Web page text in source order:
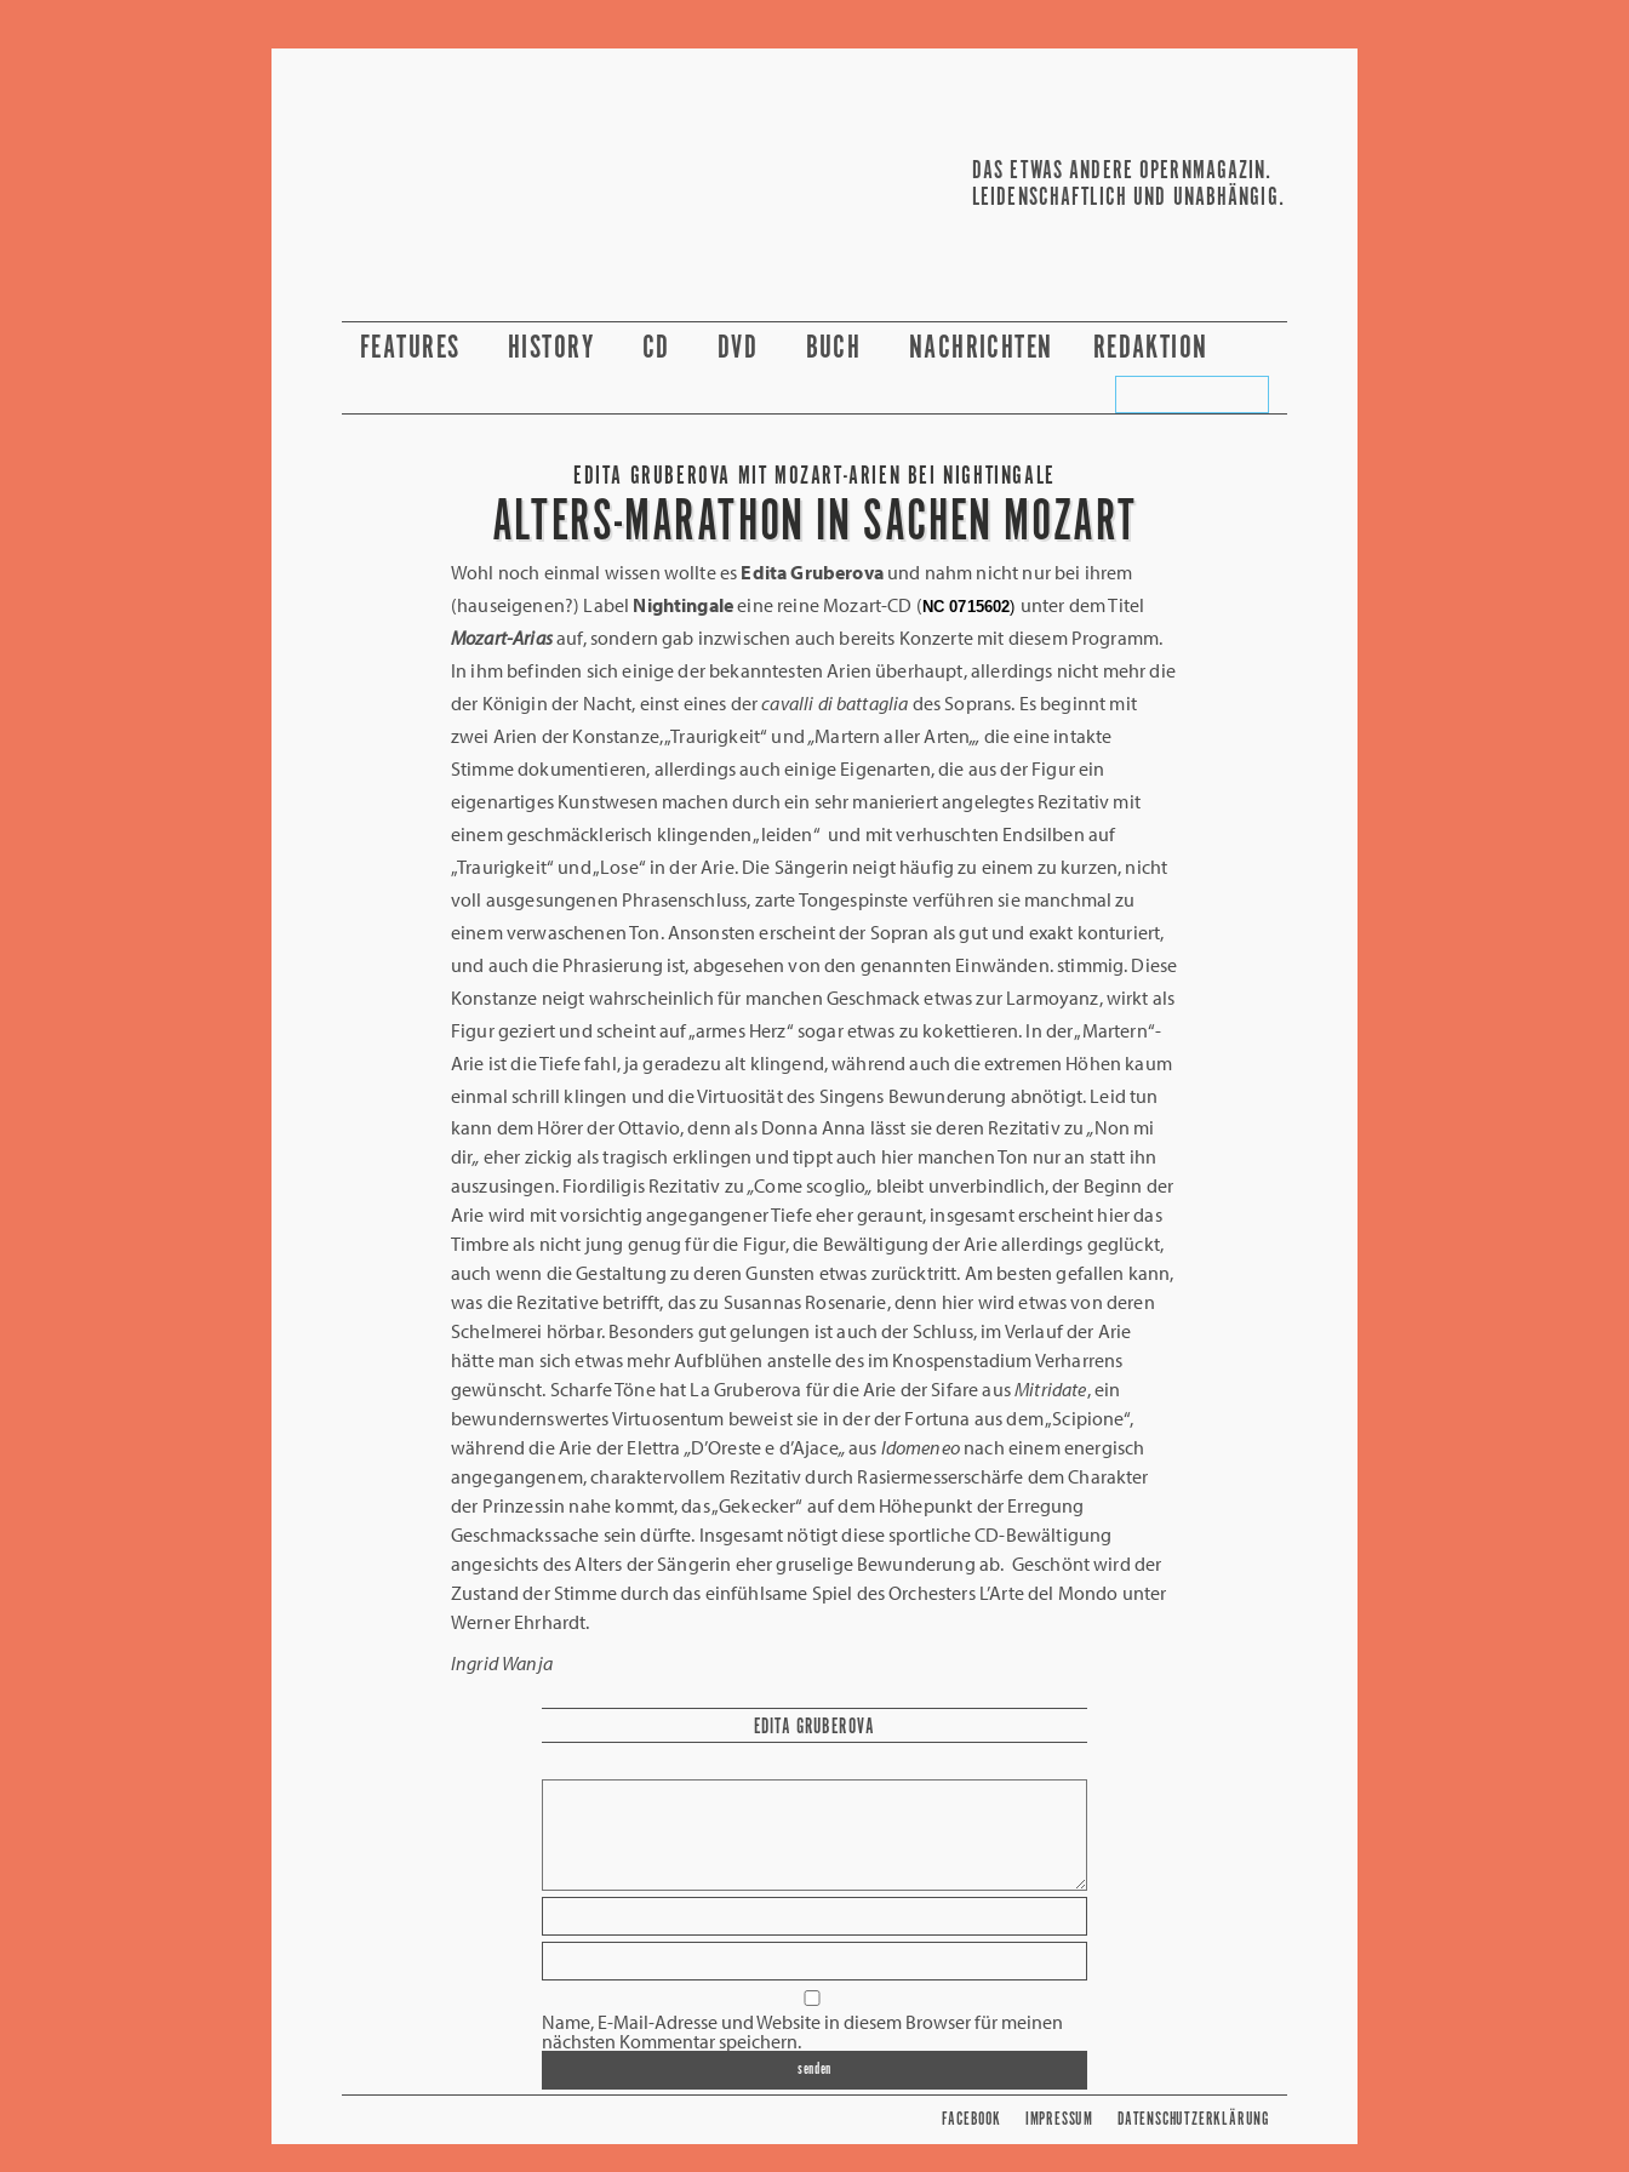
DAS ETWAS ANDERE OPERNMAGAZIN.
LEIDENSCHAFTLICH UND UNABHÄNGIG.
FEATURES HISTORY CD DVD BUCH NACHRICHTEN REDAKTION
EDITA GRUBEROVA MIT MOZART-ARIEN BEI NIGHTINGALE
ALTERS-MARATHON IN SACHEN MOZART
Wohl noch einmal wissen wollte es Edita Gruberovaund nahm nicht nur bei ihrem
(hauseigenen?) Label Nightingaleeine reine Mozart-CD ( NC 0715602) unter dem Titel
Mozart-Ariasauf, sondern gab inzwischen auch bereits Konzerte mit diesem Programm.
In ihm befinden sich einige der bekanntesten Arien überhaupt, allerdings nicht mehr die
der Königin der Nacht, einst eines dercavalli di battaglia des Soprans. Es beginnt mit
zwei Arien der Konstanze, „Traurigkeit“ und„Martern aller Arten„, die eine intakte
Stimme dokumentieren, allerdings auch einige Eigenarten, die aus der Figur ein
eigenartiges Kunstwesen machen durch ein sehr manieriert angelegtes Rezitativ mit
einem geschmäcklerisch klingenden „leiden“ und mit verhuschten Endsilben auf
„Traurigkeit“ und „Lose“ in der Arie. Die Sängerin neigt häufig zu einem zu kurzen, nicht
voll ausgesungenen Phrasenschluss, zarte Tongespinste verführen sie manchmal zu
einem verwaschenen Ton. Ansonsten erscheint der Sopran als gut und exakt konturiert,
und auch die Phrasierung ist, abgesehen von den genannten Einwänden. stimmig. Diese
Konstanze neigt wahrscheinlich für manchen Geschmack etwas zur Larmoyanz, wirkt als
Figur geziert und scheint auf „armes Herz“ sogar etwas zu kokettieren. In der „Martern“-
Arie ist die Tiefe fahl, ja geradezu alt klingend, während auch die extremen Höhen kaum
einmal schrill klingen und die Virtuosität des Singens Bewunderung abnötigt. Leid tun
kann dem Hörer der Ottavio, denn als Donna Anna lässt sie deren Rezitativ zu„Non mi
dir„ eher zickig als tragisch erklingen und tippt auch hier manchen Ton nur an statt ihn
auszusingen. Fiordiligis Rezitativ zu„Come scoglio„ bleibt unverbindlich, der Beginn der
Arie wird mit vorsichtig angegangener Tiefe eher geraunt, insgesamt erscheint hier das
Timbre als nicht jung genug für die Figur, die Bewältigung der Arie allerdings geglückt,
auch wenn die Gestaltung zu deren Gunsten etwas zurücktritt. Am besten gefallen kann,
was die Rezitative betrifft, das zu Susannas Rosenarie, denn hier wird etwas von deren
Schelmerei hörbar. Besonders gut gelungen ist auch der Schluss, im Verlauf der Arie
hätte man sich etwas mehr Aufblühen anstelle des im Knospenstadium Verharrens
gewünscht. Scharfe Töne hat La Gruberova für die Arie der Sifare ausMitridate, ein
bewundernswertes Virtuosentum beweist sie in der der Fortuna aus dem „Scipione“,
während die Arie der Elettra „D’Oreste e d’Ajace„aus Idomeneonach einem energisch
angegangenem, charaktervollem Rezitativ durch Rasiermesserschärfe dem Charakter
der Prinzessin nahe kommt, das „Gekecker“ auf dem Höhepunkt der Erregung
Geschmackssache sein dürfte. Insgesamt nötigt diese sportliche CD-Bewältigung
angesichts des Alters der Sängerin eher gruselige Bewunderung ab. Geschönt wird der
Zustand der Stimme durch das einfühlsame Spiel des Orchesters L’Arte del Mondo unter
Werner Ehrhardt.
Ingrid Wanja
EDITA GRUBEROVA
Name, E-Mail-Adresse und Website in diesem Browser für meinen
nächsten Kommentar speichern.
DATENSCHUTZERKLÄRUNG
IMPRESSUM
FACEBOOK